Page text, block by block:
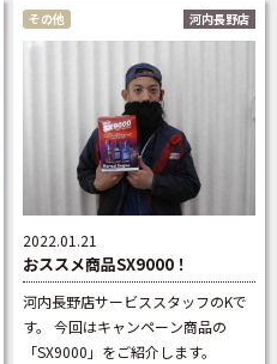
その他 河内長野店
2022.01.21
おススメ商品SX9000！
河内長野店サービススタッフのKで
す。 今回はキャンペーン商品の
「SX9000」をご紹介します。